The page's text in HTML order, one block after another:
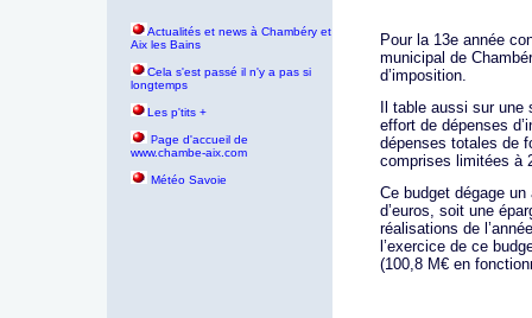
Actualités et news à Chambéry et
Aix les Bains
Cela s'est passé il n'y a pas si
longtemps
Les p'tits +
Page d'accueil de
www.chambe-aix.com
Météo Savoie
Pour la 13e année
municipal de
d’imposition.
Il table aussi sur
effort de dépenses
dépenses totales de
comprises limitées à
Ce budget dégage
d’euros, soit une
réalisations de
l’exercice de ce
(100,8 M€ en